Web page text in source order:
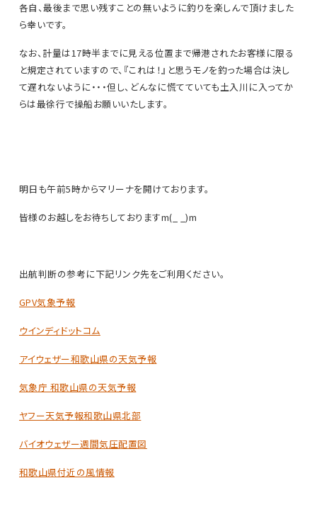
各自、最後まで思い残すことの無いように釣りを楽しんで頂けました
ら幸いです。
なお、計量は17時半までに見える位置まで帰港されたお客様に限る
と規定されていますので、『これは！』と思うモノを釣った場合は決し
て遅れないように・・・但し、どんなに慌てていても土入川に入ってか
らは最徐行で操船お願いいたします。
明日も午前5時からマリーナを開けております。
皆様のお越しをお待ちしておりますm(_ _)m
出航判断の参考に下記リンク先をご利用ください。
GPV気象予報
ウインディドットコム
アイウェザー和歌山県の天気予報
気象庁 和歌山県の天気予報
ヤフー天気予報和歌山県北部
バイオウェザー週間気圧配置図
和歌山県付近の風情報